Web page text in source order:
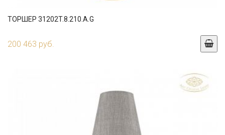
ТОРШЕР 31202T.8.210.A.G
200 463 руб.